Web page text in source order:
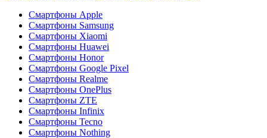
Смартфоны Apple
Смартфоны Samsung
Смартфоны Xiaomi
Смартфоны Huawei
Смартфоны Honor
Смартфоны Google Pixel
Смартфоны Realme
Смартфоны OnePlus
Смартфоны ZTE
Смартфоны Infinix
Смартфоны Tecno
Смартфоны Nothing